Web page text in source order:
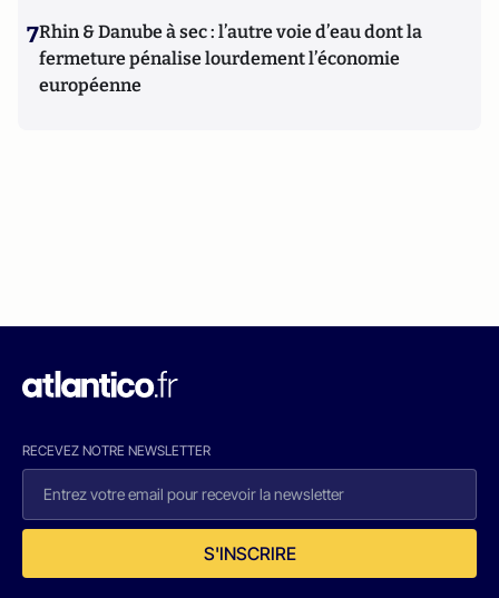
7Rhin & Danube à sec : l’autre voie d’eau dont la
fermeture pénalise lourdement l’économie
européenne
RECEVEZ NOTRE NEWSLETTER
S'INSCRIRE